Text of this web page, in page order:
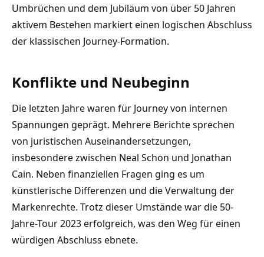
Umbrüchen und dem Jubiläum von über 50 Jahren
aktivem Bestehen markiert einen logischen Abschluss
der klassischen Journey-Formation.
Konflikte und Neubeginn
Die letzten Jahre waren für Journey von internen
Spannungen geprägt. Mehrere Berichte sprechen
von juristischen Auseinandersetzungen,
insbesondere zwischen Neal Schon und Jonathan
Cain. Neben finanziellen Fragen ging es um
künstlerische Differenzen und die Verwaltung der
Markenrechte. Trotz dieser Umstände war die 50-
Jahre-Tour 2023 erfolgreich, was den Weg für einen
würdigen Abschluss ebnete.